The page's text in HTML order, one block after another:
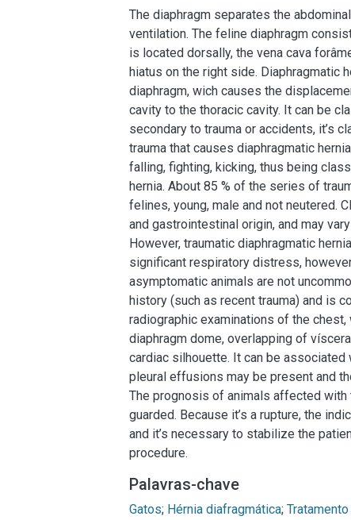
The diaphragm separates the
ventilation. The feline diaphragm
is located dorsally, the vena cava
hiatus on the right side. Diaphragmatic
diaphragm, wich causes the
cavity to the thoracic cavity. It can be
secondary to trauma or accidents, it’s
trauma that causes diaphragmatic
falling, fighting, kicking, thus being
hernia. About 85 % of the series of
felines, young, male and not neutered.
and gastrointestinal origin, and may
However, traumatic diaphragmatic
significant respiratory distress,
asymptomatic animals are not
history (such as recent trauma) and is
radiographic examinations of the
diaphragm dome, overlapping of
cardiac silhouette. It can be associated
pleural effusions may be present and
The prognosis of animals affected with
guarded. Because it’s a rupture, the
and it’s necessary to stabilize the
procedure.
Palavras-chave
Gatos; Hérnia diafragmática;